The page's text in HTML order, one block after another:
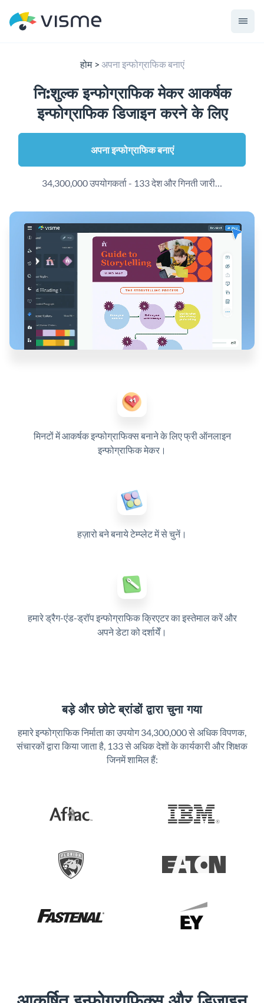
होम अपना इन्फोग्राफिक बनाएं
नि:शुल्क इन्फोग्राफिक मेकर आकर्षक
इन्फोग्राफिक डिजाइन करने के लिए
अपना इन्फोग्राफिक बनाएं
34,300,000 उपयोगकर्ता - 133 देश और गिनती जारी…
मिनटों में आकर्षक इन्फोग्राफिक्स बनाने के लिए फ्री ऑनलाइन
इन्फोग्राफिक मेकर।
हज़ारो बने बनाये टेम्प्लेट में से चुनें।
हमारे ड्रैग-एंड-ड्रॉप इन्फोग्राफिक क्रिएटर का इस्तेमाल करें और
अपने डेटा को दर्शायेँ।
बड़े और छोटे ब्रांडों द्वारा चुना गया
हमारे इन्फोग्राफिक निर्माता का उपयोग 34,300,000 से अधिक विपणक,
संचारकों द्वारा किया जाता है, 133 से अधिक देशों के कार्यकारी और शिक्षक
जिनमें शामिल हैं: